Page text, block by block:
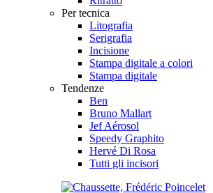
Per tecnica
Litografia
Serigrafia
Incisione
Stampa digitale a colori
Stampa digitale
Tendenze
Ben
Bruno Mallart
Jef Aérosol
Speedy Graphito
Hervé Di Rosa
Tutti gli incisori